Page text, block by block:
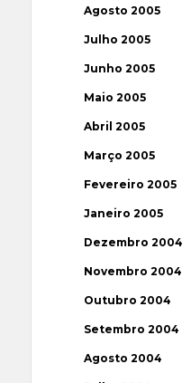
Agosto 2005
Julho 2005
Junho 2005
Maio 2005
Abril 2005
Março 2005
Fevereiro 2005
Janeiro 2005
Dezembro 2004
Novembro 2004
Outubro 2004
Setembro 2004
Agosto 2004